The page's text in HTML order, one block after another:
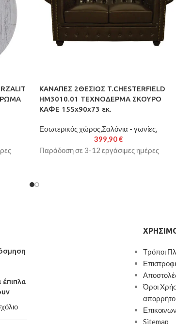
ΚΑΝΑΠΕΣ 2ΘΕΣΙΟΣ T.CHESTERFIELD
HM3010.01 ΤΕΧΝΟΔΕΡΜΑ ΣΚΟΥΡΟ
ΚΑΦΕ 155x90x73 εκ.
Εσωτερικός χώρος,Σαλόνια - γωνίες,
399,90€
Παράδοση σε 3-12 εργάσιμες ημέρες
Τρόποι
Όροι
Sitemap